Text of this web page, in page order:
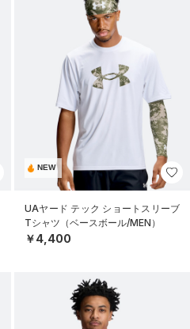
NEW
UAヤード テック ショートスリーブ
Tシャツ（ベースボール/MEN）
￥4,400